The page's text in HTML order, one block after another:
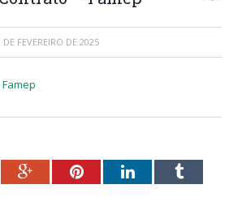
DE FEVEREIRO DE 2025
Google+PinterestLinkedInTumblr